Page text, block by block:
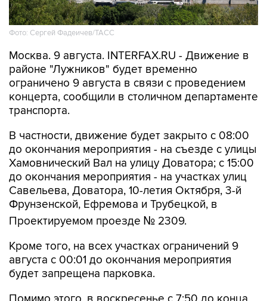
Фото: Сергей Фадеичев/ТАСС
Москва. 9 августа. INTERFAX.RU - Движение в
районе "Лужников" будет временно
ограничено 9 августа в связи с проведением
концерта, сообщили в столичном департаменте
транспорта.
В частности, движение будет закрыто с 08:00
до окончания мероприятия - на съезде с улицы
Хамовнический Вал на улицу Доватора; с 15:00
до окончания мероприятия - на участках улиц
Савельева, Доватора, 10-летия Октября, 3-й
Фрунзенской, Ефремова и Трубецкой, в
Проектируемом проезде № 2309.
Кроме того, на всех участках ограничений 9
августа с 00:01 до окончания мероприятия
будет запрещена парковка.